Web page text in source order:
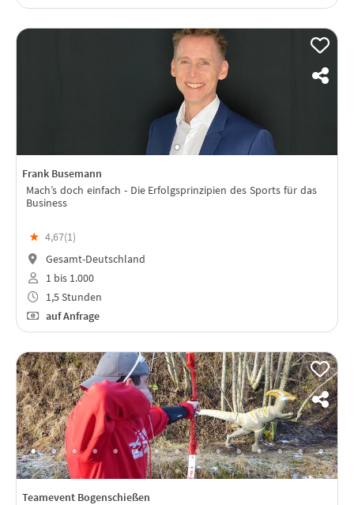
Frank Busemann
Mach’s doch einfach - Die Erfolgsprinzipien des Sports für das
Business
★ 4,67(1)
Gesamt-Deutschland
1 bis 1.000
1,5 Stunden
auf Anfrage
Teamevent Bogenschießen